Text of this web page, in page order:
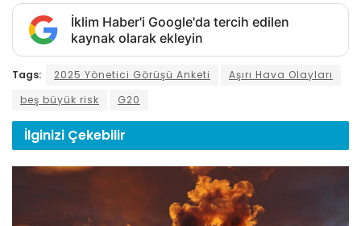
İklim Haber'i Google'da tercih edilen
kaynak olarak ekleyin
Tags: 2025 Yönetici Görüşü Anketi
Aşırı Hava Olayları
beş büyük risk
G20
İlginizi Çekebilir